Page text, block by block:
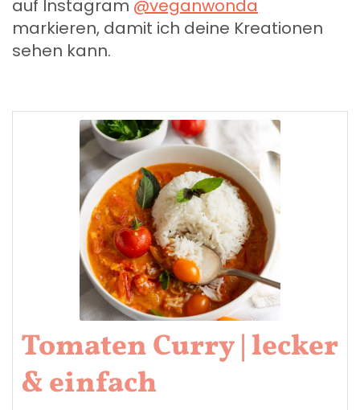
auf Instagram @veganwonda
markieren, damit ich deine Kreationen
sehen kann.
Tomaten Curry | lecker
& einfach